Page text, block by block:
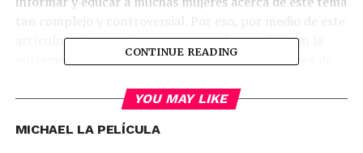
tan complejo y controversial. Por eso, por medio de este
artículo, quiero contar paso a paso lo que viví con la
enfermedad de los implantes mamarios; espero sea de
encontraban una respuesta a sus enfermedades.
Todo empezó con mis inseguridades de adolescente a los
CONTINUE READING
YOU MAY LIKE
MICHAEL LA PELÍCULA